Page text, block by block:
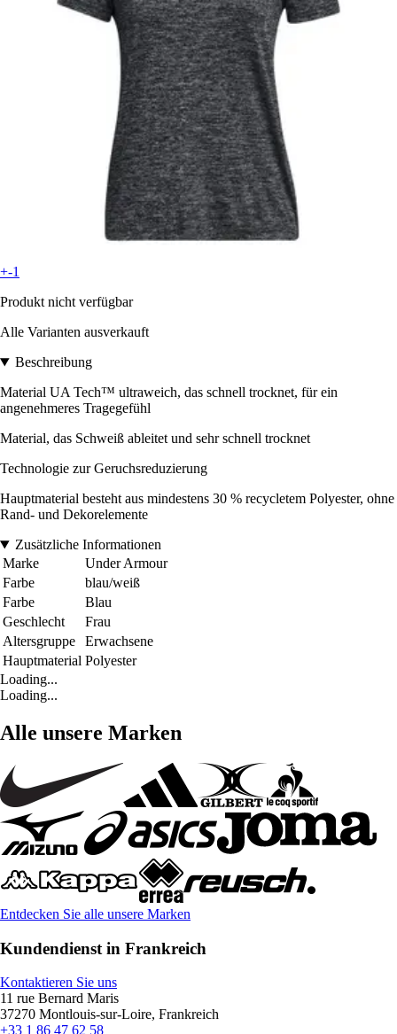
+-1
Produkt nicht verfügbar
Alle Varianten ausverkauft
Beschreibung
Material UA Tech™ ultraweich, das schnell trocknet, für ein
angenehmeres Tragegefühl
Material, das Schweiß ableitet und sehr schnell trocknet
Technologie zur Geruchsreduzierung
Hauptmaterial besteht aus mindestens 30 % recycletem Polyester, ohne
Rand- und Dekorelemente
Zusätzliche Informationen
Marke
Under Armour
Farbe
blau/weiß
Farbe
Blau
Geschlecht
Frau
Altersgruppe
Erwachsene
Hauptmaterial Polyester
Loading...
Loading...
Alle unsere Marken
Entdecken Sie alle unsere Marken
Kundendienst in Frankreich
Kontaktieren Sie uns
11 rue Bernard Maris
37270 Montlouis-sur-Loire, Frankreich
+33 1 86 47 62 58